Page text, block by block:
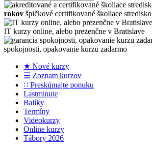
rokov špičkové certifikované školiace stredisko
IT kurzy online, alebo prezenčne v Bratislave
spokojnosti, opakovanie kurzu zadarmo
★ Nové kurzy
☰ Zoznam kurzov
∷ Preskúmajte ponuku
Lastminute
Balíky
Termíny
Videokurzy
Online kurzy
Tábory 2026